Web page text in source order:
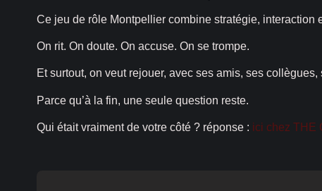
Ce jeu de rôle Montpellier combine stratégie, interaction
On rit. On doute. On accuse. On se trompe.
Et surtout, on veut rejouer, avec ses amis, ses
Parce qu’à la fin, une seule question reste.
Qui était vraiment de votre côté ? réponse : ici chez THE